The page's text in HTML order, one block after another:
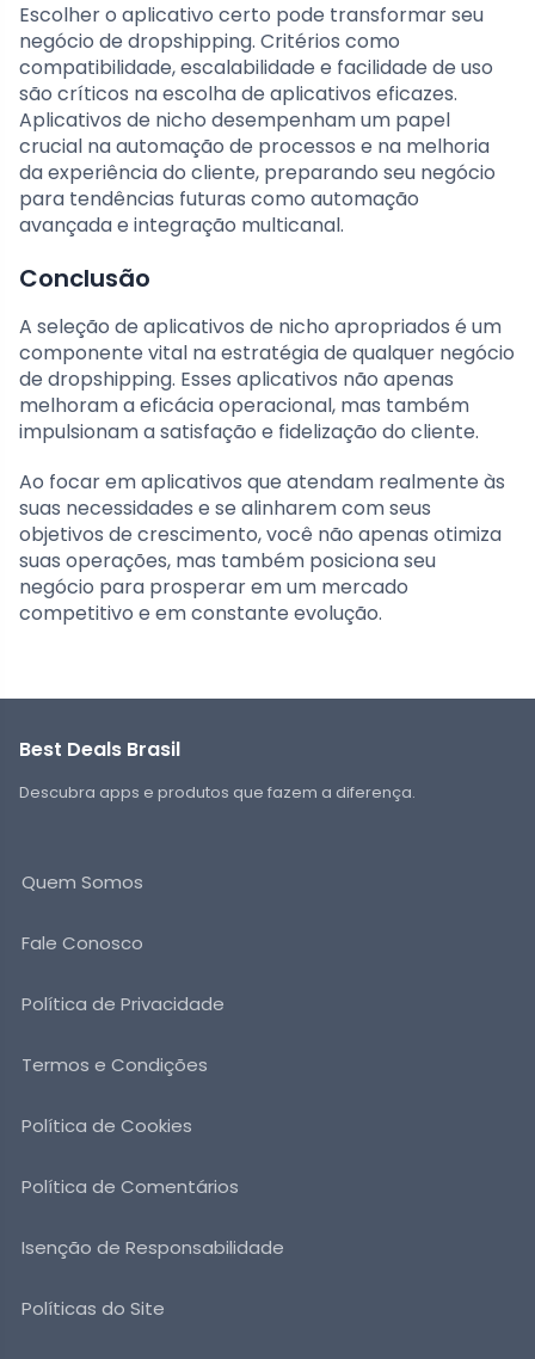
Escolher o aplicativo certo pode transformar seu
negócio de dropshipping. Critérios como
compatibilidade, escalabilidade e facilidade de uso
são críticos na escolha de aplicativos eficazes.
Aplicativos de nicho desempenham um papel
crucial na automação de processos e na melhoria
da experiência do cliente, preparando seu negócio
para tendências futuras como automação
avançada e integração multicanal.
Conclusão
A seleção de aplicativos de nicho apropriados é um
componente vital na estratégia de qualquer negócio
de dropshipping. Esses aplicativos não apenas
melhoram a eficácia operacional, mas também
impulsionam a satisfação e fidelização do cliente.
Ao focar em aplicativos que atendam realmente às
suas necessidades e se alinharem com seus
objetivos de crescimento, você não apenas otimiza
suas operações, mas também posiciona seu
negócio para prosperar em um mercado
competitivo e em constante evolução.
Best Deals Brasil
Descubra apps e produtos que fazem a diferença.
Quem Somos
Fale Conosco
Política de Privacidade
Termos e Condições
Política de Cookies
Política de Comentários
Isenção de Responsabilidade
Políticas do Site